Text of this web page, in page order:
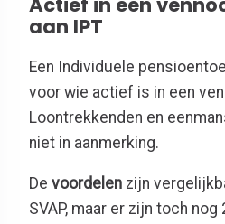
aan IPT
Een Individuele
voor wie actief is in een
Loontrekkenden en
niet in aanmerking.
De voordelen zijn
SVAP, maar er zijn toch